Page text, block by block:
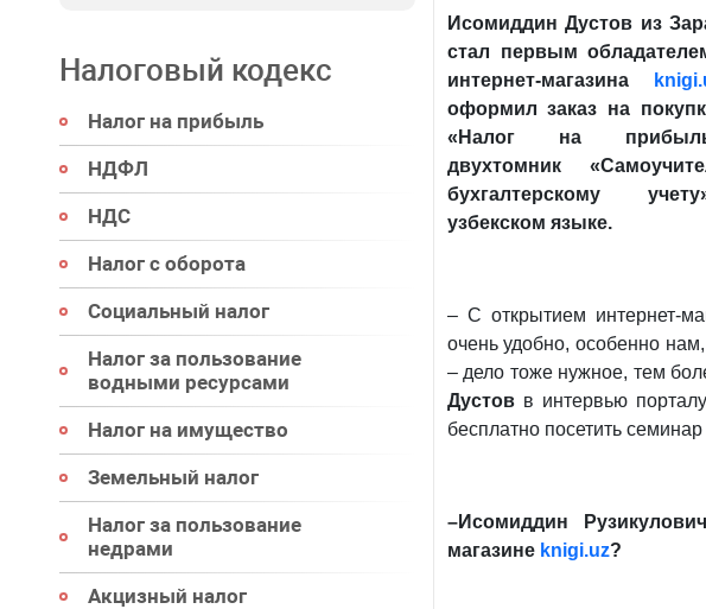
Налоговый кодекс
Налог на прибыль
НДФЛ
НДС
Налог с оборота
Социальный налог
Налог за пользование
водными ресурсами
Налог на имущество
Земельный налог
Налог за пользование
недрами
Акцизный налог
Исомиддин Дустов из
стал первым
интернет-магазина
оформил заказ на
«Налог на
двухтомник
бухгалтерскому
узбекском языке.
– С открытием интернет-
очень удобно, особенно
– дело тоже нужное, тем
Дустовв интервью порталу
бесплатно посетить
–Исомиддин
магазине knigi.uz?